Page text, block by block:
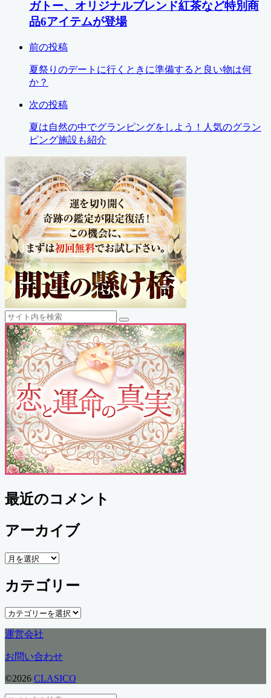
ガトー、オリジナルブレンド紅茶など特別商
品6アイテムが登場
前の投稿
夏祭りのデートに行くときに準備すると良い物は何
か？
次の投稿
夏は自然の中でグランピングをしよう！人気のグラン
ピング施設も紹介
検
索
検
索
最近のコメント
アーカイブ
ア
カ
イ
ブ
カテゴリー
カ
ゴ
リ
ー
運営会社
お問い合わせ
©2026 CLASICO